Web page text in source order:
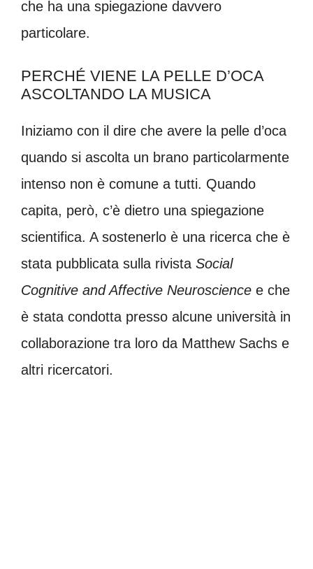
che ha una spiegazione davvero
particolare.
PERCHÉ VIENE LA PELLE D’OCA
ASCOLTANDO LA MUSICA
Iniziamo con il dire che avere la pelle d’oca
quando si ascolta un brano particolarmente
intenso non è comune a tutti. Quando
capita, però, c’è dietro una spiegazione
scientifica. A sostenerlo è una ricerca che è
stata pubblicata sulla rivista Social
Cognitive and Affective Neuroscience e che
è stata condotta presso alcune università in
collaborazione tra loro da Matthew Sachs e
altri ricercatori.